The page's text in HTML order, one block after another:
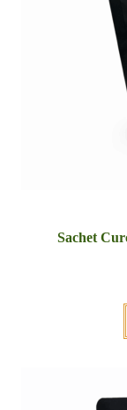
Sachet